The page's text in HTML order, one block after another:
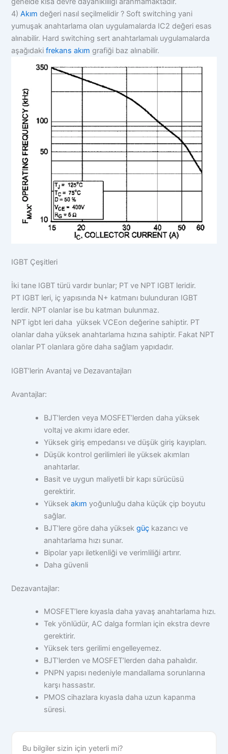
4)Akım değeri nasıl seçilmelidir ? Soft switching yani
yumuşak anahtarlama olan uygulamalarda IC2 değeri esas
alınabilir. Hard switching sert anahtarlamalı uygulamalarda
aşağıdakifrekans akım grafiği baz alınabilir.
IGBT Çeşitleri
İki tane IGBT türü vardır bunlar; PT ve NPT IGBT leridir.
PT IGBT leri, iç yapısında N+ katmanı bulunduran IGBT
lerdir. NPT olanlar ise bu katman bulunmaz.
NPT igbt leri daha yüksek VCEon değerine sahiptir. PT
olanlar daha yüksek anahtarlama hızına sahiptir. Fakat NPT
olanlar PT olanlara göre daha sağlam yapıdadır.
IGBT’lerin Avantaj ve Dezavantajları
Avantajlar:
BJT’lerden veya MOSFET’lerden daha yüksek
voltaj ve akımı idare eder.
Yüksek giriş empedansı ve düşük giriş kayıpları.
Düşük kontrol gerilimleri ile yüksek akımları
anahtarlar.
Basit ve uygun maliyetli bir kapı sürücüsü
gerektirir.
Yüksekakım yoğunluğu daha küçük çip boyutu
sağlar.
BJT’lere göre daha yüksekgüç kazancı ve
anahtarlama hızı sunar.
Bipolar yapı iletkenliği ve verimliliği artırır.
Daha güvenli
Dezavantajlar:
MOSFET’lere kıyasla daha yavaş anahtarlama hızı.
Tek yönlüdür, AC dalga formları için ekstra devre
gerektirir.
Yüksek ters gerilimi engelleyemez.
BJT’lerden ve MOSFET’lerden daha pahalıdır.
PNPN yapısı nedeniyle mandallama sorunlarına
karşı hassastır.
PMOS cihazlara kıyasla daha uzun kapanma
süresi.
Bu bilgiler sizin için yeterli mi?